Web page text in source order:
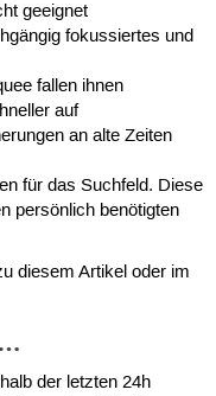
geeignet
fokussiertes und
fallen ihnen
auf
an alte Zeiten
für das Suchfeld. Diese
persönlich benötigten
diesem Artikel oder im
der letzten 24h